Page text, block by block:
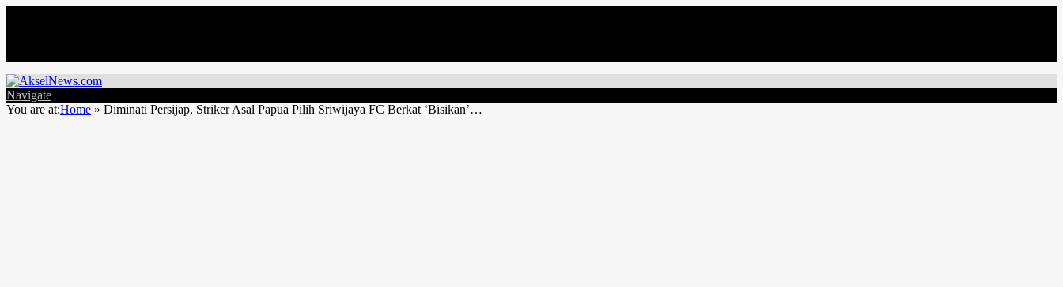
Navigate
You are at:Home » Diminati Persijap, Striker Asal Papua Pilih Sriwijaya FC Berkat ‘Bisikan’…